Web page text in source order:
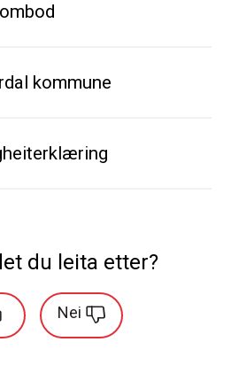
kommune
du leita etter?
Nei